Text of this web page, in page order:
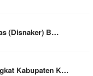
(Disnaker) B…
Kabupaten K…